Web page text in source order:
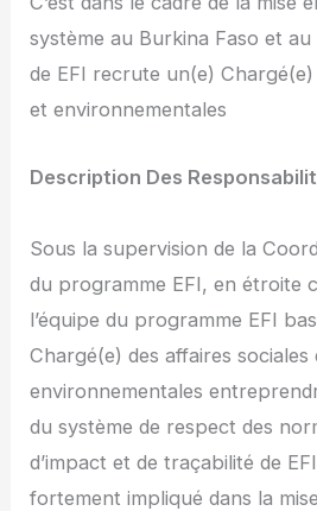
système au Burkina Faso et au
de EFI recrute un(e)
et environnementales
Description Des
Sous la supervision de la
du programme EFI, en étroite
l’équipe du programme EFI
Chargé(e) des affaires sociales
environnementales
du système de respect des
d’impact et de traçabilité de
fortement impliqué dans la